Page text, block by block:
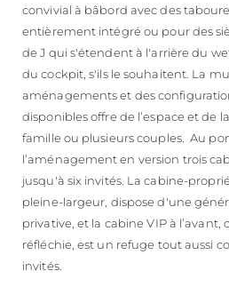
convivial à bâbord avec des
entièrement intégré ou pour des
de J qui s'étendent à l'arrière du
du cockpit, s'ils le souhaitent. La
aménagements et des
disponibles offre de l’espace et de
famille ou plusieurs couples. Au
l’aménagement en version trois
jusqu'à six invités. La cabine-
pleine-largeur, dispose d'une
privative, et la cabine VIP à
réfléchie, est un refuge tout aussi
invités.